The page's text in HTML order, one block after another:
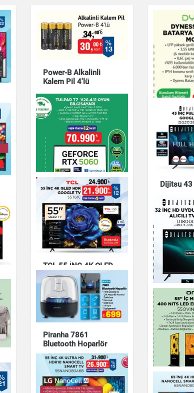
Power-B Alkalinli
Kalem Pil 4'lü
Elektronik
DYNESS
BATARYA
MODÜLÜ
Elektronik
TULPAR T7 V26.4.11
OYUN BİLGİSAYARI
Elektronik
Dijitsu 43
GOOGLE
DG27/
TCL 55 İNÇ 4K QLED
HDR GOOGLE TV
55T61C
DIJITSU
UYDU
D1800
Elektronik
Piranha 7861
Bluetooth Hoparlör
Elektronik
ONVO